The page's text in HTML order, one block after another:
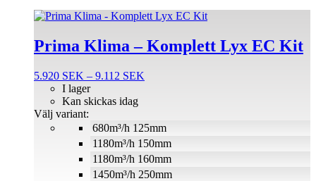
Prima Klima – Komplett Lyx EC Kit
5.920 SEK – 9.112 SEK
680m³/h 125mm
1180m³/h 150mm
1180m³/h 160mm
1450m³/h 250mm
I lager
Kan skickas idag
Välj variant:
Den
produkten
har
varianter.
olika
alternativen